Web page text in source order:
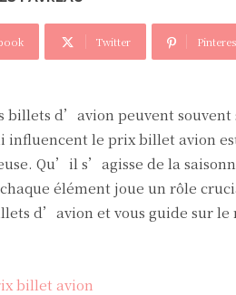
Twitter
billets d’avion peuvent
influencent le prix billet avion
Qu’il s’agisse de la
élément joue un rôle
d’avion et vous guide sur
billet avion